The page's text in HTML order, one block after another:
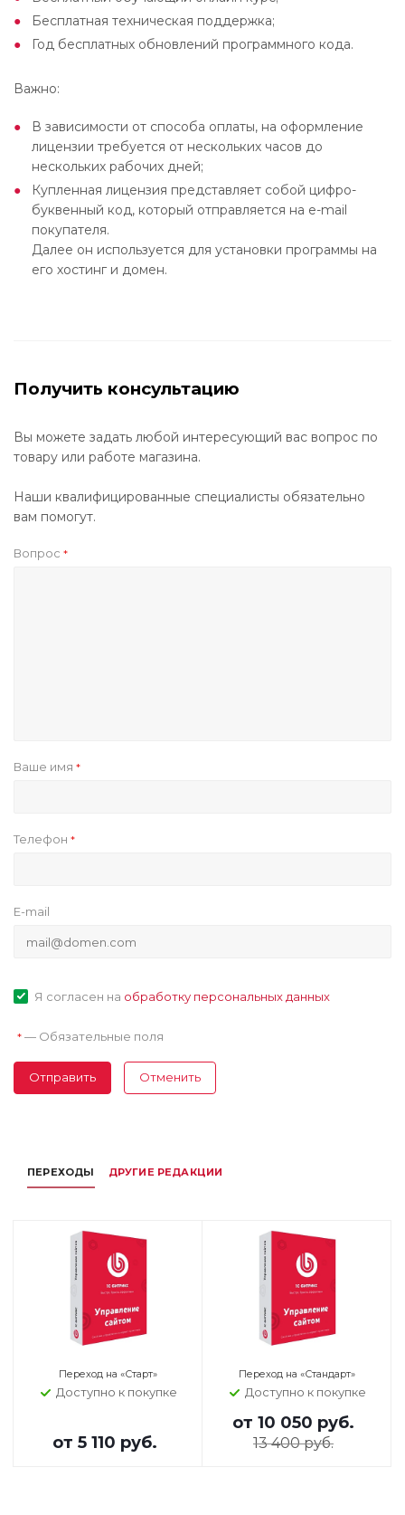
Бесплатная техническая поддержка;
Год бесплатных обновлений программного кода.
Важно:
В зависимости от способа оплаты, на оформление
лицензии требуется от нескольких часов до
нескольких рабочих дней;
Купленная лицензия представляет собой цифро-
буквенный код, который отправляется на e-mail
покупателя.
Далее он используется для установки программы на
его хостинг и домен.
Получить консультацию
Вы можете задать любой интересующий вас вопрос по
товару или работе магазина.
Наши квалифицированные специалисты обязательно
вам помогут.
Вопрос *
Ваше имя *
Телефон *
E-mail
Я согласен на обработку персональных данных
* — Обязательные поля
Отправить Отменить
ПЕРЕХОДЫ ДРУГИЕ РЕДАКЦИИ
Переход на «Старт»
Доступно к покупке
от 5 110 руб.
Переход на «Стандарт»
Доступно к покупке
от 10 050 руб.
13 400 руб.